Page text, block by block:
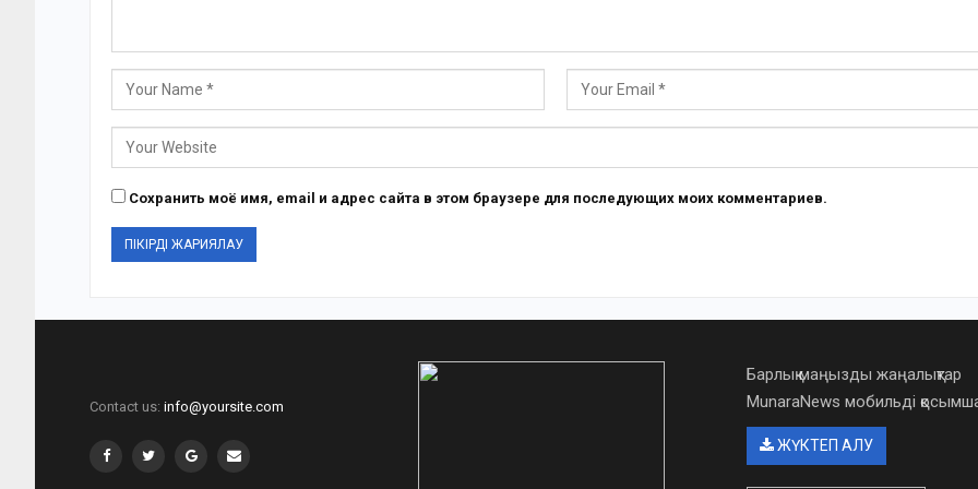
Сохранить моё имя, email и адрес сайта в этом браузере для последующих моих комментариев.
Contact us: info@yoursite.com
Барлық маңызды жаңалықтар
MunaraNews мобильді
ЖҮКТЕП АЛУ